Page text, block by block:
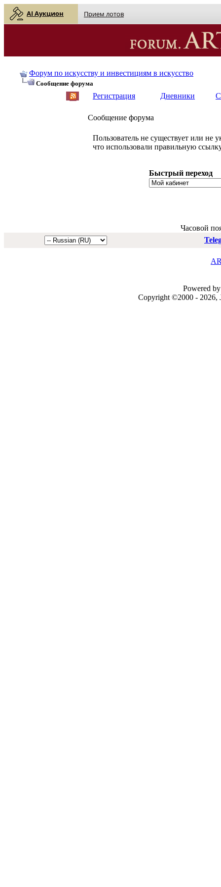
AI Аукцион Прием лотов
Форум по искусству и инвестициям в искусство
Сообщение форума
Регистрация Дневники
Сообщение форума
Пользователь не существует или не
что использовали правильную
Быстрый переход
Часовой
Powered
Copyright ©2000 - 2026,